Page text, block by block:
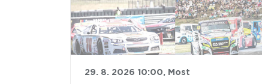
29. 8. 2026 10:00, Most